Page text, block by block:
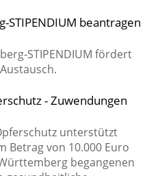
beantragen
STIPENDIUM fördert
- Zuwendungen
unterstützt
Betrag von 10.000 Euro
begangenen